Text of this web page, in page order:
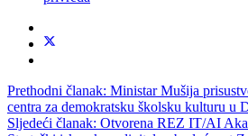
Prethodni članak: Ministar Mušija
centra za demokratsku školsku kulturu u
Sljedeći članak: Otvorena REZ IT/AI